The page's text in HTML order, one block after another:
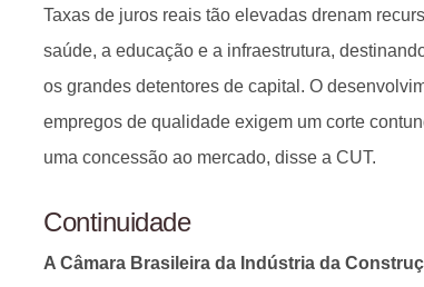
Taxas de juros reais tão elevadas drenam
saúde, a educação e a infraestrutura,
os grandes detentores de capital. O
empregos de qualidade exigem um corte
uma concessão ao mercado, disse a CUT.
Continuidade
A Câmara Brasileira da Indústria da